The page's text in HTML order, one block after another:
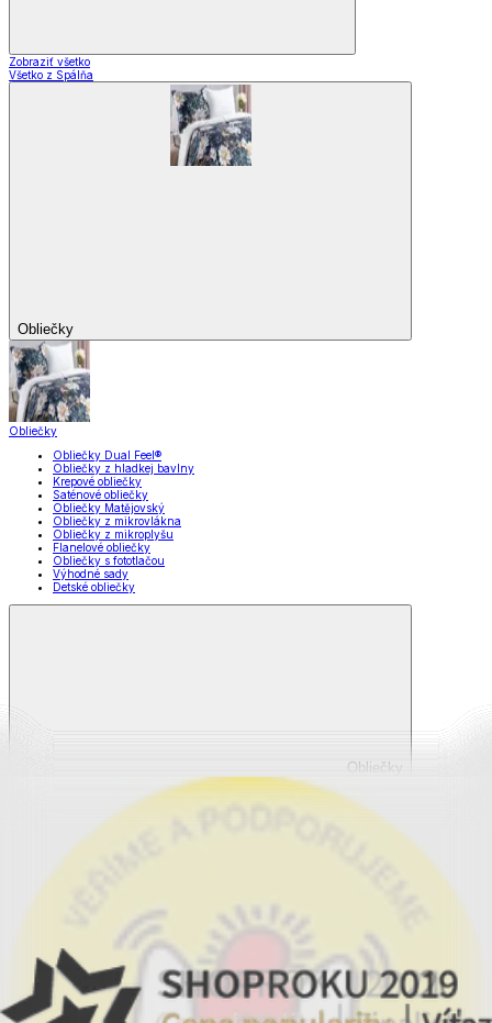
Zobraziť všetko
Všetko z Spálňa
Obliečky
Obliečky
Obliečky Dual Feel®
Obliečky z hladkej bavlny
Krepové obliečky
Saténové obliečky
Obliečky Matějovský
Obliečky z mikrovlákna
Obliečky z mikroplyšu
Flanelové obliečky
Obliečky s fototlačou
Výhodné sady
Detské obliečky
Obliečky
Zobraziť všetko
Všetko z Obliečky